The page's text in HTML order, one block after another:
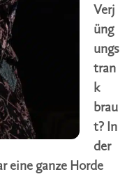
Verj
üng
ungs
tran
k
brau
t? In
der
eine ganze Horde